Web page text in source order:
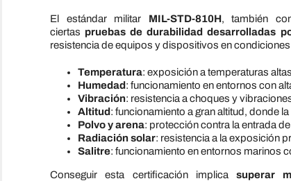
El estándar militar MIL-STD-810H, también
ciertas pruebas de durabilidad desarrolladas
resistencia de equipos y dispositivos en
Temperatura: exposición a temperaturas
Humedad: funcionamiento en entornos con
Vibración: resistencia a choques y
Altitud: funcionamiento a gran altitud, donde
Polvo y arena: protección contra la entrada
Radiación solar: resistencia a la exposición
Salitre: funcionamiento en entornos marinos
Conseguir esta certificación implicasuperar